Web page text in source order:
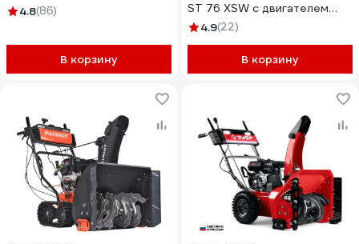
4.8(86)
В корзину
ST 76 XSW с двигателем
HONDA ST76XSW
4.9(22)
В корзину